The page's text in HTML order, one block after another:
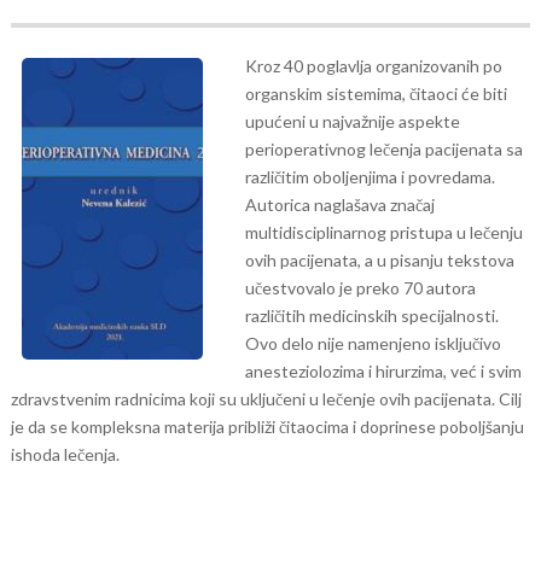
Kroz 40 poglavlja organizovanih po
organskim sistemima, čitaoci će biti
upućeni u najvažnije aspekte
perioperativnog lečenja pacijenata sa
različitim oboljenjima i povredama.
Autorica naglašava značaj
multidisciplinarnog pristupa u lečenju
ovih pacijenata, a u pisanju tekstova
učestvovalo je preko 70 autora
različitih medicinskih specijalnosti.
Ovo delo nije namenjeno isključivo
anesteziolozima i hirurzima, već i svim
zdravstvenim radnicima koji su uključeni u lečenje ovih pacijenata. Cilj
je da se kompleksna materija približi čitaocima i doprinese poboljšanju
ishoda lečenja.